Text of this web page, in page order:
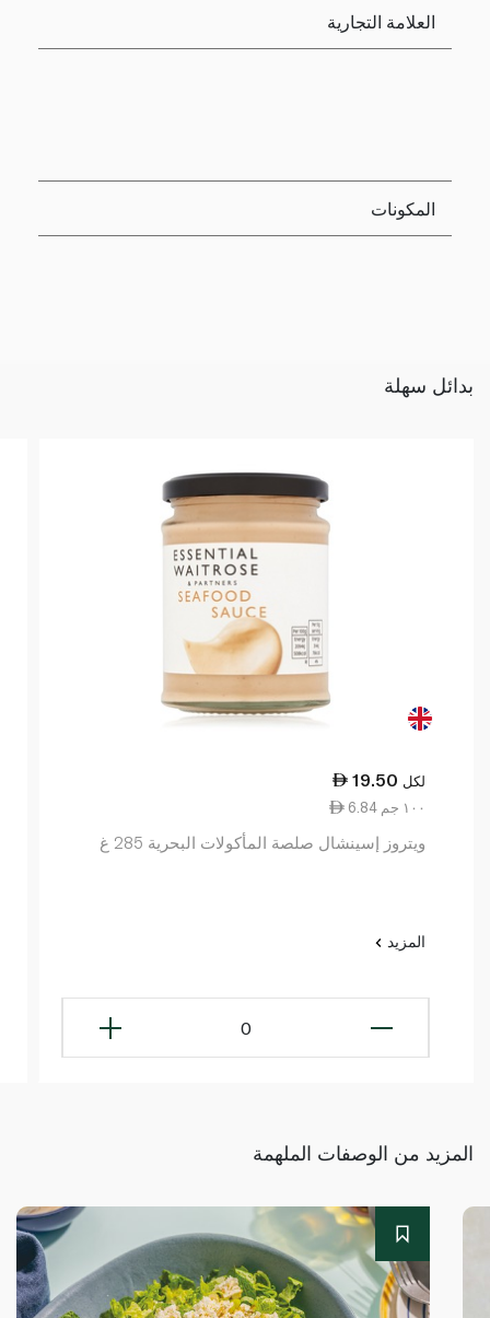
العلامة التجارية
المكونات
بدائل سهلة
19.50 لكل
6.84 ١٠٠ جم
ويتروز إسينشال صلصة المأكولات البحرية 285 غ
المزيد
0
المزيد من الوصفات الملهمة